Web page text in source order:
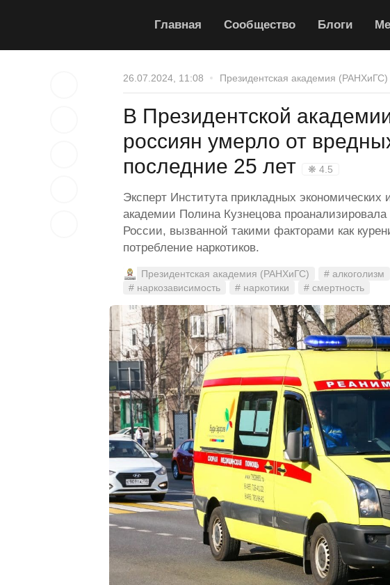
Главная Сообщество Блоги
26.07.2024, 11:08 Президентская академия (РАНХиГС)
В Президентской
россиян умерло от
последние 25 лет
❋ 4.5
Эксперт Института прикладных экономических
академии Полина Кузнецова проанализировала
России, вызванной такими факторами как
потребление наркотиков.
Президентская академия (РАНХиГС) # алкоголизм
# наркозависимость
# наркотики # смертность